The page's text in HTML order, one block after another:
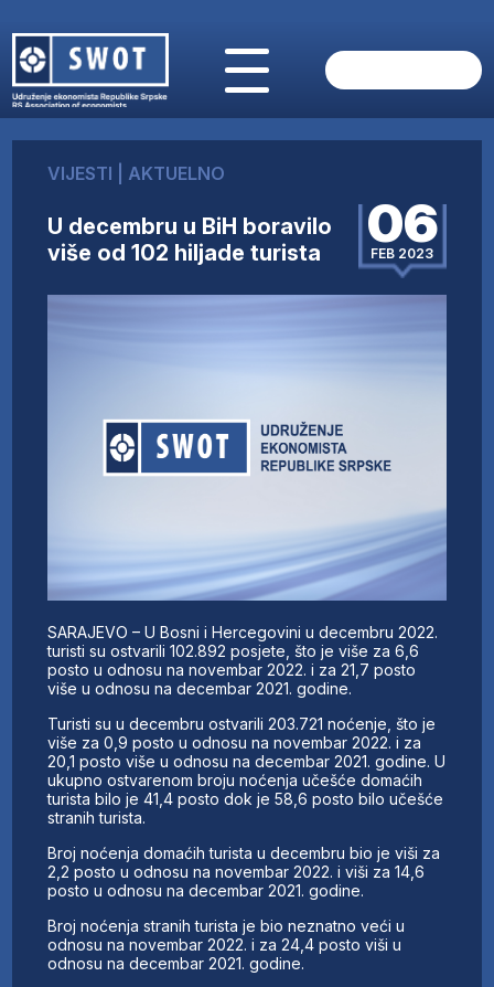
O NAMA
AKTUELNO
ANALIZE
FINANSIJE
UČLANI SE
VIJESTI AKTUELNO
U decembru u BiH boravilo
više od 102 hiljade turista
06
FEB 2023
SARAJEVO – U Bosni i Hercegovini u decembru 2022.
turisti su ostvarili 102.892 posjete, što je više za 6,6
posto u odnosu na novembar 2022. i za 21,7 posto
više u odnosu na decembar 2021. godine.
Turisti su u decembru ostvarili 203.721 noćenje, što je
više za 0,9 posto u odnosu na novembar 2022. i za
20,1 posto više u odnosu na decembar 2021. godine. U
ukupno ostvarenom broju noćenja učešće domaćih
turista bilo je 41,4 posto dok je 58,6 posto bilo učešće
stranih turista.
Broj noćenja domaćih turista u decembru bio je viši za
2,2 posto u odnosu na novembar 2022. i viši za 14,6
posto u odnosu na decembar 2021. godine.
Broj noćenja stranih turista je bio neznatno veći u
odnosu na novembar 2022. i za 24,4 posto viši u
odnosu na decembar 2021. godine.